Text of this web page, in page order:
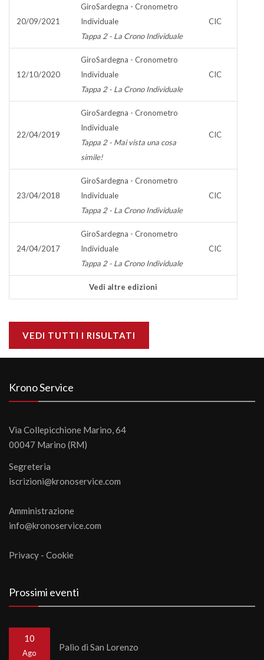
20/09/2021
GiroSardegna - Cronometro
Individuale
Tappa 2 - La Crono Individuale
CIC
12/10/2020
GiroSardegna - Cronometro
Individuale
Tappa 2 - La Crono Individuale
CIC
22/04/2019
GiroSardegna - Cronometro
Individuale
Tappa 2 - Mai vista una cosa
simile!
CIC
23/04/2018
GiroSardegna - Cronometro
Individuale
Tappa 2 - La Crono Individuale
CIC
24/04/2017
GiroSardegna - Cronometro
Individuale
Tappa 2 - La Crono Individuale
CIC
Vedi altre edizioni
VEDI TUTTI I RISULTATI
Krono Service
Via Collepicchione Marino, 64
00047 Marino (RM)
Segreteria
iscrizioni@kronoservice.com
Amministrazione
info@kronoservice.com
Privacy - Cookie
Prossimi eventi
10
Ago
Palio di San Lorenzo